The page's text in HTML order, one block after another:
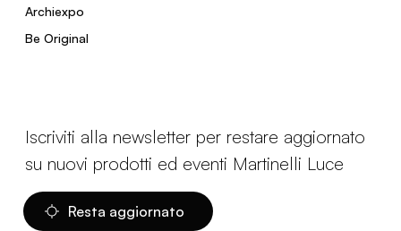
Archiexpo
Be Original
Iscriviti alla newsletter per restare aggiornato
su nuovi prodotti ed eventi Martinelli Luce
Resta aggiornato